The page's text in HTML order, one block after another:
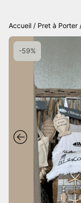
Accueil / Pret à Porter
-59%